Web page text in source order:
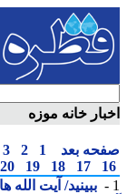
خانه موزه
بعد 1
2
3
4
17
18
19
20
ببینید/ آیت الله